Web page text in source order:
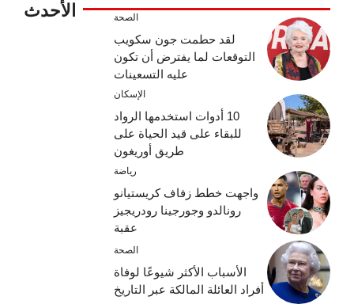
الأحدث الصحة
لقد حطمت جون سكويب
التوقعات لما يفترض أن تكون
عليه التسعينات
الإسكان
10 أدوات استخدمها الرواد
للبقاء على قيد الحياة على
طريق أوريغون
رياضة
واجهت خطط زفاف كريستيانو
رونالدو وجورجينا رودريجيز
عقبة
الصحة
الأسباب الأكثر شيوعًا لوفاة
أفراد العائلة المالكة عبر التاريخ